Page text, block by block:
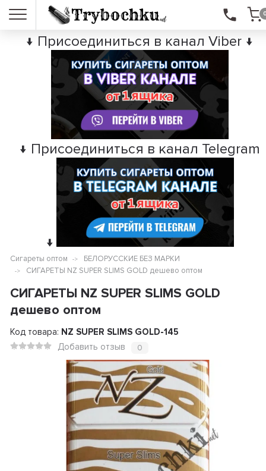
↓ Присоединиться в канал Viber ↓
↓ Присоединиться в канал Telegram
↓
Сигареты оптом
БЕЛОРУССКИЕ БЕЗ МАРКИ
СИГАРЕТЫ NZ SUPER SLIMS GOLD дешево оптом
СИГАРЕТЫ NZ SUPER SLIMS GOLD
дешево оптом
Код товара: NZ SUPER SLIMS GOLD-145
Добавить отзыв
0